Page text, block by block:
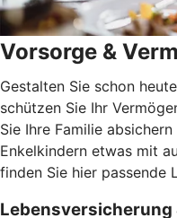
Vorsorge &
Gestalten Sie schon
schützen Sie Ihr
Sie Ihre Familie
Enkelkindern etwas mit
finden Sie hier passende
Lebensversicherung